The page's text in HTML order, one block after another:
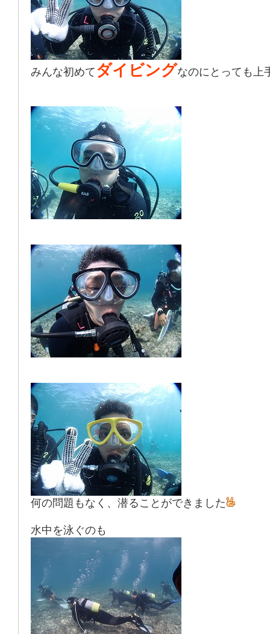
みんな初めて ダイビングなのにとっても上
何の問題もなく、潜ることができました
水中を泳ぐのも